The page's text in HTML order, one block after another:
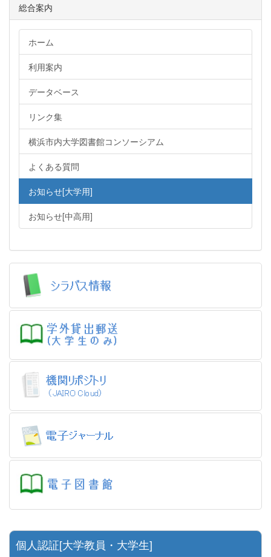
総合案内
ホーム
利用案内
データベース
リンク集
横浜市内大学図書館コンソーシアム
よくある質問
お知らせ[大学用]
お知らせ[中高用]
個人認証[大学教員・大学生]